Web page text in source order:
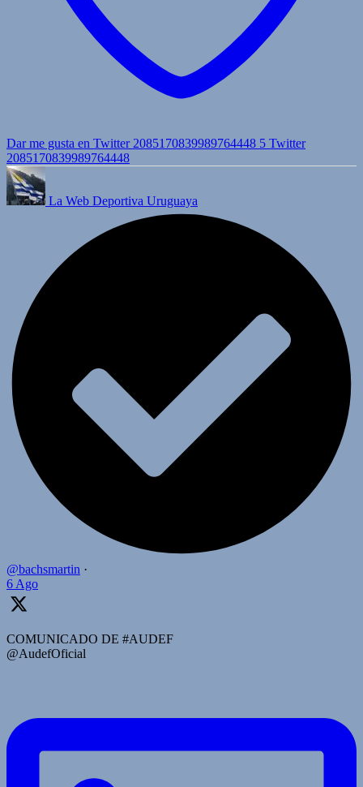
Dar me gusta en Twitter 2085170839989764448 5 Twitter
2085170839989764448
La Web Deportiva Uruguaya
@bachsmartin ·
6 Ago
COMUNICADO DE #AUDEF
@AudefOficial